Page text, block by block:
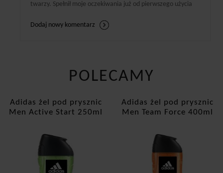
twarzy. Spełnił moje oczekiwania już od pierwszego użycia
Dodaj nowy komentarz
POLECAMY
Adidas żel pod prysznic
Men Active Start 250ml
Adidas żel pod prysznic
Men Team Force 400ml